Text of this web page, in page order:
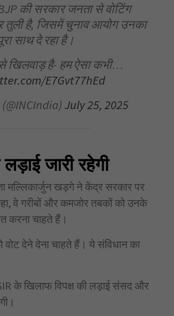
की सरकार जनता से वोटिंग
तुली है, जिसमें चुनाव आयोग उनका
साथ दे रहा है।
खिलवाड़ है- हम ऐसा कभी…
E7Gvt77hEd
July 25, 2025
जारी रहेगी
मल्लिकार्जुन खड़गे ने केंद्र सरकार पर
वे गरीबों और कमजोर तबकों को उनके
करना चाहते हैं।
देने देना चाहते हैं। ये संविधान का
के खिलाफ विपक्ष की लड़ाई संसद और